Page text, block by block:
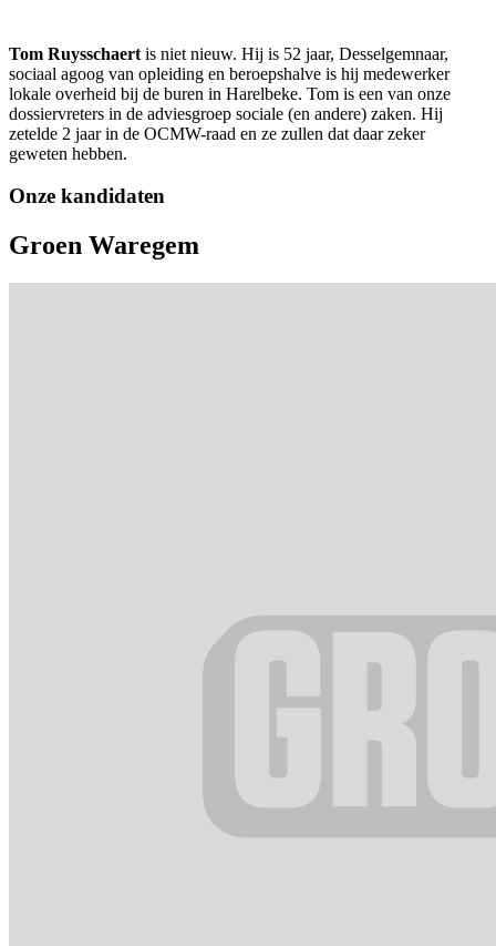
Tom Ruysschaert is niet nieuw. Hij is 52 jaar, Desselgemnaar,
sociaal agoog van opleiding en beroepshalve is hij medewerker
lokale overheid bij de buren in Harelbeke. Tom is een van onze
dossiervreters in de adviesgroep sociale (en andere) zaken. Hij
zetelde 2 jaar in de OCMW-raad en ze zullen dat daar zeker
geweten hebben.
Onze kandidaten
Groen Waregem